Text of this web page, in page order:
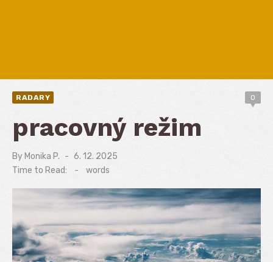
RADARY 0
pracovný režim
By Monika P.
Posted
6. 12. 2025
Time to Read:
- words